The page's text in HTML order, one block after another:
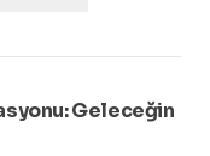
Geleceğin